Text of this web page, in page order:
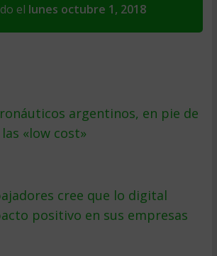
el lunes octubre 1, 2018
argentinos, en pie de
«low cost»
cree que lo digital
positivo en sus empresas